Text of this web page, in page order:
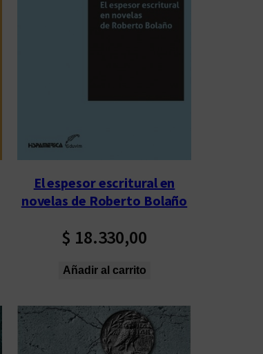
El espesor escritural en
novelas de Roberto Bolaño
$ 18.330,00
Añadir al carrito